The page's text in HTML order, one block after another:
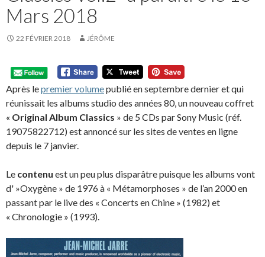
Mars 2018
22 FÉVRIER 2018 JÉRÔME
Après lepremier volumepublié en septembre dernier et qui
réunissait les albums studio des années 80, un nouveau coffret
« Original Album Classics » de 5 CDs par Sony Music (réf.
19075822712) est annoncé sur les sites de ventes en ligne
depuis le 7 janvier.
Le contenu est un peu plus disparâtre puisque les albums vont
d' »Oxygène » de 1976 à « Métamorphoses » de l’an 2000 en
passant par le live des « Concerts en Chine » (1982) et
« Chronologie » (1993).